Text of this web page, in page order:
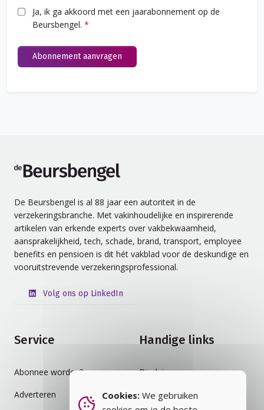
Ja, ik ga akkoord met een jaarabonnement op de
Beursbengel.*
De Beursbengel is al 88 jaar een autoriteit in de
verzekeringsbranche. Met vakinhoudelijke en inspirerende
artikelen van erkende experts over vakbekwaamheid,
aansprakelijkheid, tech, schade, brand, transport, employee
benefits en pensioen is dit hét vakblad voor de deskundige en
vooruitstrevende verzekeringsprofessional.
Volg ons op LinkedIn
Service
Abonnee worden?
Adverteren
Handige links
Disclaimer
Auteursrecht
Cookies: We gebruiken